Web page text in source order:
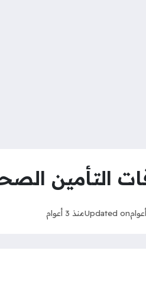
التأمين
Updated onمنذ 3 أعوام